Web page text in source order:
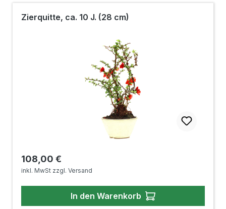
Zierquitte, ca. 10 J. (28 cm)
Regulärer Preis:
108,00 €
inkl. MwSt zzgl. Versand
In den Warenkorb